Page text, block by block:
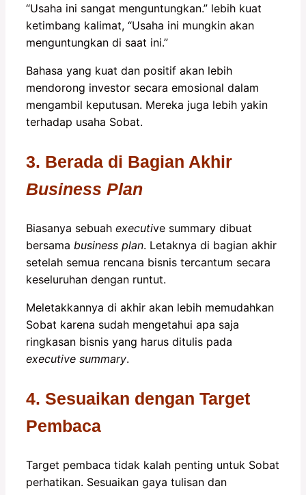
“Usaha ini sangat menguntungkan.” lebih kuat
ketimbang kalimat, “Usaha ini mungkin akan
menguntungkan di saat ini.”
Bahasa yang kuat dan positif akan lebih
mendorong investor secara emosional dalam
mengambil keputusan. Mereka juga lebih yakin
terhadap usaha Sobat.
3. Berada di Bagian Akhir
Business Plan
Biasanya sebuah executive summary dibuat
bersama business plan. Letaknya di bagian akhir
setelah semua rencana bisnis tercantum secara
keseluruhan dengan runtut.
Meletakkannya di akhir akan lebih memudahkan
Sobat karena sudah mengetahui apa saja
ringkasan bisnis yang harus ditulis pada
executive summary.
4. Sesuaikan dengan Target
Pembaca
Target pembaca tidak kalah penting untuk Sobat
perhatikan. Sesuaikan gaya tulisan dan